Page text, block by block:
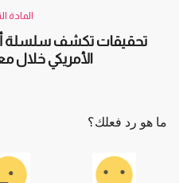
المادة
تحقيقات تكشف سلسلة
الأمريكي خلال
ما هو رد فعلك؟